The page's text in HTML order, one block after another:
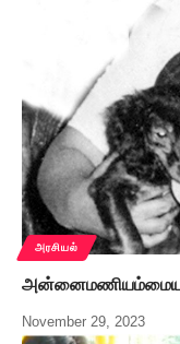
அரசியல்
November 29, 2023